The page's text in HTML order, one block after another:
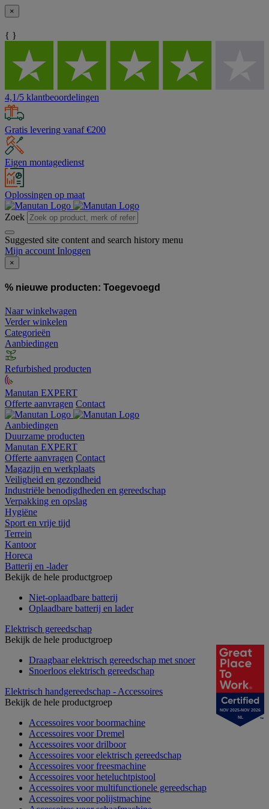
×
{ }
4,1/5 klantbeoordelingen
Gratis levering vanaf €200
Eigen montagedienst
Oplossingen op maat
Zoek
Suggested site content and search history menu
Mijn account Inloggen
×
% nieuwe producten: Toegevoegd
Naar winkelwagen
Verder winkelen
Categorieën
Aanbiedingen
Refurbished producten
Manutan EXPERT
Offerte aanvragen Contact
Aanbiedingen
Duurzame producten
Manutan EXPERT
Offerte aanvragen Contact
Magazijn en werkplaats
Veiligheid en gezondheid
Industriële benodigdheden en gereedschap
Verpakking en opslag
Hygiëne
Sport en vrije tijd
Terrein
Kantoor
Horeca
Batterij en -lader
Bekijk de hele productgroep
Niet-oplaadbare batterij
Oplaadbare batterij en lader
Elektrisch gereedschap
Bekijk de hele productgroep
Draagbaar elektrisch gereedschap met snoer
Snoerloos elektrisch gereedschap
Elektrisch handgereedschap - Accessoires
Bekijk de hele productgroep
Accessoires voor boormachine
Accessoires voor Dremel
Accessoires voor drilboor
Accessoires voor elektrisch gereedschap
Accessoires voor freesmachine
Accessoires voor heteluchtpistool
Accessoires voor multifunctionele gereedschap
Accessoires voor polijstmachine
NOV 2025-NOV 2026
NL